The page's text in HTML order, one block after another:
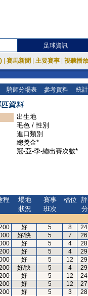
足球資訊
賽馬新聞 主要賽事 視聽播
騎師分場表 參考資料 統
出生地
毛色 / 性別
進口類別
總獎金*
冠-亞-季-總出賽次數*
程
場地
狀況
賽事
班次
檔位
評
分
好 5 8
24
好/快 5 7
26
好 5 4
28
好 5 4
29
好 5 12
29
好/快 5 4
29
好 5 12
24
好 5 12
27
好 5 3
28